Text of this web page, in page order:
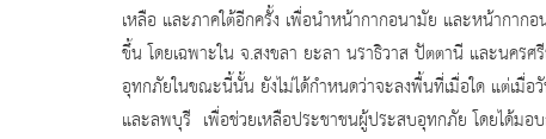
เหลือ และภาคใต้อีกครั้ง เพื่อนำหน้ากากอนามัย และหน้ากาก
ขึ้น โดยเฉพาะใน จ.สงขลา ยะลา นราธิวาส ปัตตานี และนคร
อุทกภัยในขณะนี้นั้น ยังไม่ได้กำหนดว่าจะลงพื้นที่เมื่อใด แต่เมื่
และลพบุรี เพื่อช่วยเหลือประชาชนผู้ประสบอุทกภัย โดยได้มอ